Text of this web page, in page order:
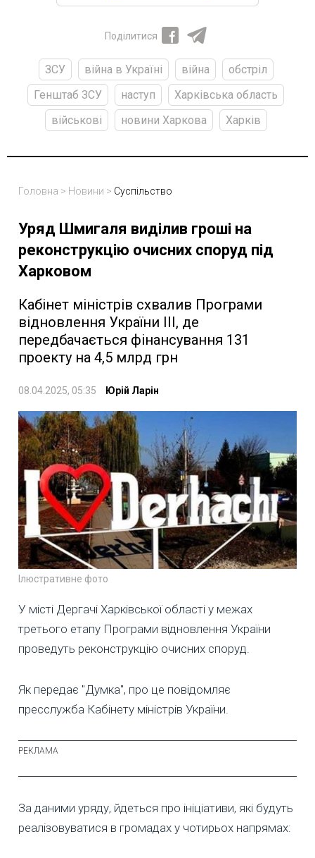
Поділитися
ЗСУ війна в Україні війна
обстріл
Генштаб ЗСУ
наступ
Харківська область
військові
новини Харкова Харків
Головна > Новини > Суспільство
Уряд Шмигаля виділив гроші на
реконструкцію очисних споруд під
Харковом
Кабінет міністрів схвалив Програми
відновлення України III, де
передбачається фінансування 131
проекту на 4,5 млрд грн
08.04.2025, 05:35 Юрій Ларін
Ілюстративне фото
У місті Дергачі Харківської області у межах
третього етапу Програми відновлення України
проведуть реконструкцію очисних споруд.
Як передає "Думка", про це повідомляє
пресслужба Кабінету міністрів України.
За даними уряду, йдеться про ініціативи, які будуть
реалізовуватися в громадах у чотирьох напрямах: